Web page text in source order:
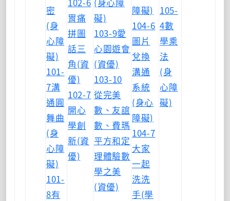
密
(身
心障
礙)
101-
7溝
通圓
舞曲
(身
心障
礙)
101-
8有
胃痛
拼圖
話三
角(資
優)
102-7
開心
學創
新(資
優)
礙)
103-9愛
心園遊會
(資優)
103-10
從完美
數、友誼
數、費瑪
平方和定
理體驗數
學之美
(資優)
障礙)
104-6
圖片
兌換
溝通
系統
(身心
障礙)
104-7
大家
一起
洗洗
手(學
105-
4數
學乘
法
(身
心障
礙)